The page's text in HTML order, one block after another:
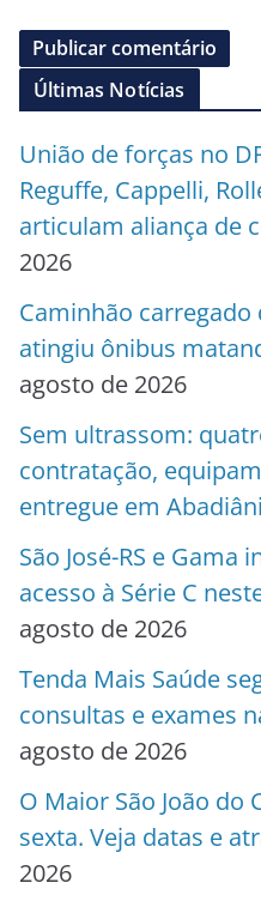
Últimas Notícias
União de forças no
Reguffe, Cappelli,
articulam aliança de
2026
Caminhão
atingiu ônibus
agosto de 2026
Sem ultrassom:
contratação,
entregue em
São José-RS e
acesso à Série C
agosto de 2026
Tenda Mais Saúde
consultas e exames
agosto de 2026
O Maior São João do
sexta. Veja datas e
2026